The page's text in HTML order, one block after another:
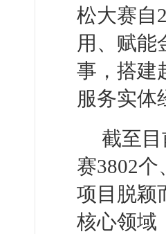
松大赛自
用、赋能
事，搭建
服务实体
截至
赛3802
项目脱颖
核心领域